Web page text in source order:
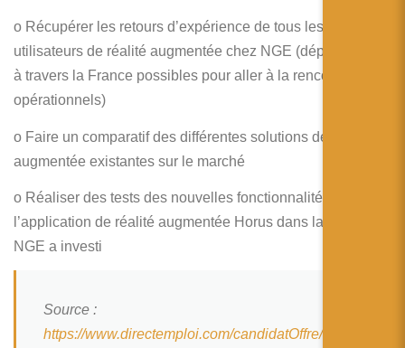
o Récupérer les retours d’expérience de tous les
utilisateurs de réalité augmentée chez NGE (déplacements
à travers la France possibles pour aller à la rencontre des
opérationnels)
o Faire un comparatif des différentes solutions de réalité
augmentée existantes sur le marché
o Réaliser des tests des nouvelles fonctionnalités de
l’application de réalité augmentée Horus dans laquelle
NGE a investi
Source :
https://www.directemploi.com/candidatOffre/searc